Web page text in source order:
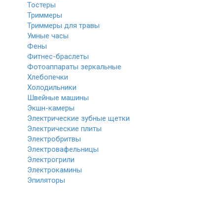
Тостеры
Триммеры
Триммеры для травы
Умные часы
Фены
Фитнес-браслеты
Фотоаппараты зеркальные
Хлебопечки
Холодильники
Швейные машины
Экшн-камеры
Электрические зубные щетки
Электрические плиты
Электробритвы
Электровафельницы
Электрогрили
Электрокамины
Эпиляторы